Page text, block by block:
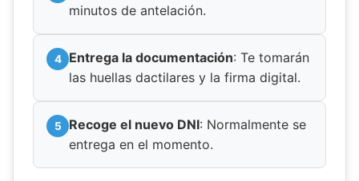
minutos de antelación.
Entrega la documentación: Te tomarán
las huellas dactilares y la firma digital.
Recoge el nuevo DNI: Normalmente se
entrega en el momento.